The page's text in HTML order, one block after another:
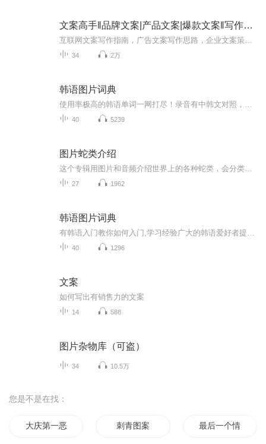
文案高手‖品牌文案|产品文案|爆款文案‖写作指南
34 2万
韩语图片词典
40 5239
图片蛇类介绍
27 1962
韩语图片词典
40 1296
文案
如何写出有销售力的文案
14 588
图片杂物库（可盗）
34 10.5万
您是不是在找：
大庆第一恶 刺青图案 最后一个情人节